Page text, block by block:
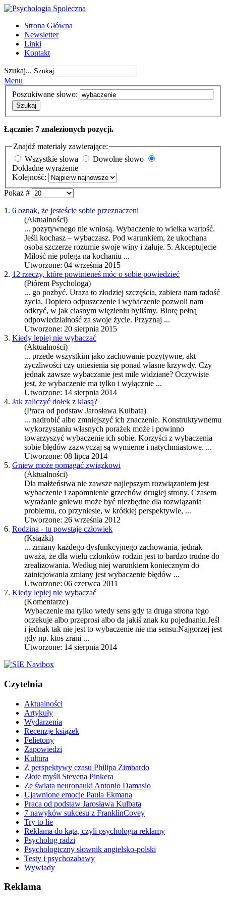
Strona Główna
Newsletter
Linki
Kontakt
Szukaj...
Menu
Poszukiwane słowo:
Szukaj
Łącznie: 7 znalezionych pozycji.
Znajdź materiały zawierające:
Wszystkie słowa
Dowolne słowo
Dokładne wyrażenie
Kolejność:
Pokaż #
1. 6 oznak, że jesteście sobie przeznaczeni
(Aktualności)
... pozytywnego nie wniosą. Wybaczenie to wielka wartość.
Jeśli kochasz – wybaczasz. Pod warunkiem, że ukochana
osoba szczerze rozumie swoje winy i żałuje. 5. Akceptujecie
Miłość nie polega na kochaniu ...
Utworzone: 04 września 2015
2. 12 rzeczy, które powinieneś móc o sobie powiedzieć
(Piórem Psychologa)
... go pozbyć. Uraza to złodziej szczęścia, zabiera nam radość
życia. Dopiero odpuszczenie i wybaczenie pozwoli nam
odkryć, w jak ciasnym więzieniu byliśmy. Biorę pełną
odpowiedzialność za swoje życie. Przyznaj ...
Utworzone: 20 sierpnia 2015
3. Kiedy lepiej nie wybaczać
(Aktualności)
... przede wszystkim jako zachowanie pozytywne, akt
życzliwości czy uniesienia się ponad własne krzywdy. Czy
jednak zawsze wybaczanie jest mile widziane? Oczywiste
jest, że wybaczenie ma tylko i wyłącznie ...
Utworzone: 14 sierpnia 2014
4. Jak zaliczyć dołek z klasą?
(Praca od podstaw Jarosława Kulbata)
... nadrobić albo zmniejszyć ich znaczenie. Konstruktywnemu
wykorzystaniu własnych porażek może i powinno
towarzyszyć wybaczenie ich sobie. Korzyści z wybaczenia
sobie błędów zazwyczaj są wymierne i natychmiastowe. ...
Utworzone: 08 lipca 2014
5. Gniew może pomagać związkowi
(Aktualności)
Dla małżeństwa nie zawsze najlepszym rozwiązaniem jest
wybaczenie i zapomnienie grzechów drugiej strony. Czasem
wyrażanie gniewu może być niezbędne dla rozwiązania
problemu, co przyniesie, w krótkiej perspektywie, ...
Utworzone: 26 września 2012
6. Rodzina - tu powstaje człowiek
(Książki)
... zmiany każdego dysfunkcyjnego zachowania, jednak
uważa, że dla wielu członków rodzin jest to bardzo trudne do
zrealizowania. Według niej warunkiem koniecznym do
zainicjowania zmiany jest wybaczenie błędów ...
Utworzone: 06 czerwca 2011
7. Kiedy lepiej nie wybaczać
(Komentarze)
Wybaczenie ma tylko wtedy sens gdy ta druga strona tego
oczekuje albo przeprosi albo da jakiś znak ku pojednaniu.Jeśl
i jednak tak nie jest to wybaczenie nie ma sensu.Najgorzej jest
gdy np. ktos zrani ...
Utworzone: 14 sierpnia 2014
Czytelnia
Aktualności
Artykuły
Wydarzenia
Recenzje książek
Felietony
Zapowiedzi
Kultura
Z perspektywy czasu Philipa Zimbardo
Złote myśli Stevena Pinkera
Ze świata neuronauki Antonio Damasio
Ujawnione emocje Paula Ekmana
Praca od podstaw Jarosława Kulbata
7 nawyków sukcesu z FranklinCovey
Try to lie
Reklama do kąta, czyli psychologia reklamy
Psycholog radzi
Psychologiczny słownik angielsko-polski
Testy i psychozabawy
Wywiady
Reklama